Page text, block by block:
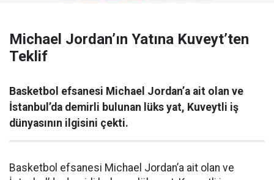
Michael Jordan’ın Yatına Kuveyt’ten
Teklif
Basketbol efsanesi Michael Jordan’a ait olan ve
İstanbul’da demirli bulunan lüks yat, Kuveytli iş
dünyasının ilgisini çekti.
Basketbol efsanesi Michael Jordan’a ait olan ve